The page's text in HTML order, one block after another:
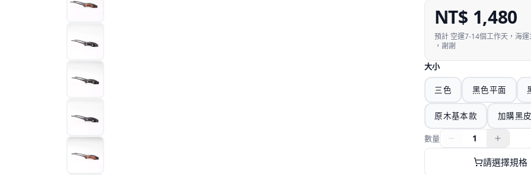
NT$ 1,480
預計 空運7-14個工作天，海
，謝謝
大小
三色 黑色平面
原木基本款 加購黑
數量 1
請選擇規格